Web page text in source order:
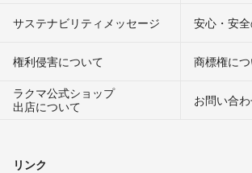
サステナビリティメッセージ 安心・安
権利侵害について
商標権に
ラクマ公式ショップ
出店について
お問い合
リンク